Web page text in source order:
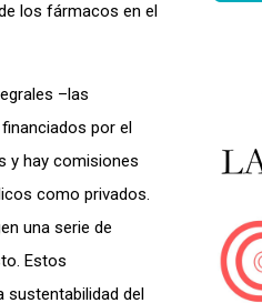
los fármacos en el
–las
por el
y hay comisiones
como privados.
una serie de
Estos
sustentabilidad del